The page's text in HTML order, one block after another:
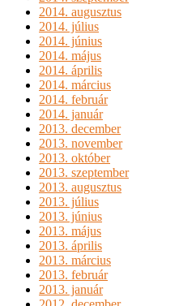
2014. augusztus
2014. július
2014. június
2014. május
2014. április
2014. március
2014. február
2014. január
2013. december
2013. november
2013. október
2013. szeptember
2013. augusztus
2013. július
2013. június
2013. május
2013. április
2013. március
2013. február
2013. január